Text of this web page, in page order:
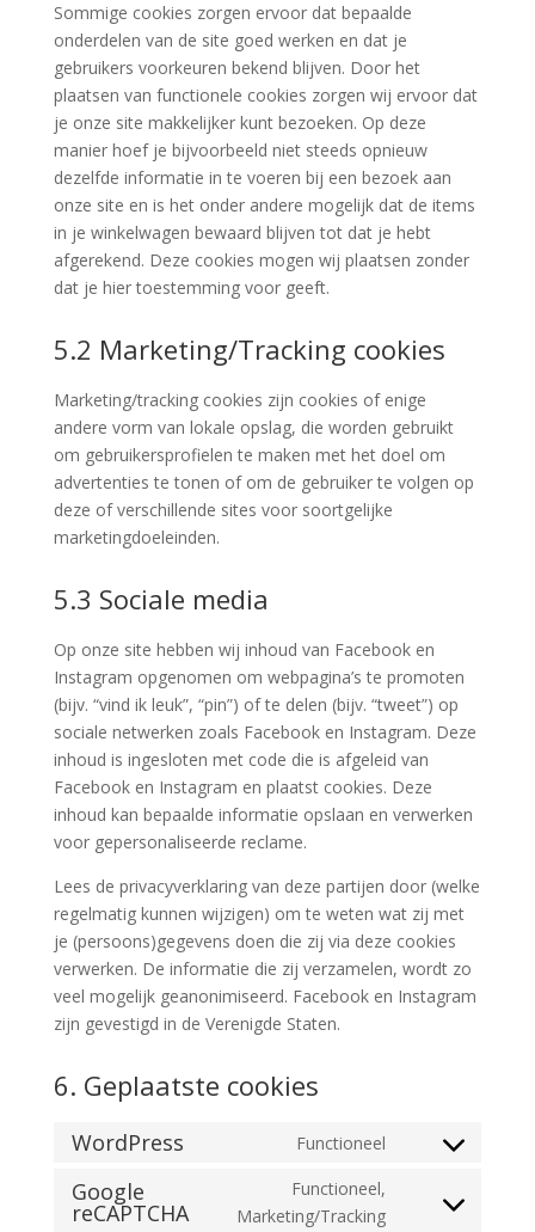
Sommige cookies zorgen ervoor dat bepaalde
onderdelen van de site goed werken en dat je
gebruikers voorkeuren bekend blijven. Door het
plaatsen van functionele cookies zorgen wij ervoor dat
je onze site makkelijker kunt bezoeken. Op deze
manier hoef je bijvoorbeeld niet steeds opnieuw
dezelfde informatie in te voeren bij een bezoek aan
onze site en is het onder andere mogelijk dat de items
in je winkelwagen bewaard blijven tot dat je hebt
afgerekend. Deze cookies mogen wij plaatsen zonder
dat je hier toestemming voor geeft.
5.2 Marketing/Tracking cookies
Marketing/tracking cookies zijn cookies of enige
andere vorm van lokale opslag, die worden gebruikt
om gebruikersprofielen te maken met het doel om
advertenties te tonen of om de gebruiker te volgen op
deze of verschillende sites voor soortgelijke
marketingdoeleinden.
5.3 Sociale media
Op onze site hebben wij inhoud van Facebook en
Instagram opgenomen om webpagina’s te promoten
(bijv. “vind ik leuk”, “pin”) of te delen (bijv. “tweet”) op
sociale netwerken zoals Facebook en Instagram. Deze
inhoud is ingesloten met code die is afgeleid van
Facebook en Instagram en plaatst cookies. Deze
inhoud kan bepaalde informatie opslaan en verwerken
voor gepersonaliseerde reclame.
Lees de privacyverklaring van deze partijen door (welke
regelmatig kunnen wijzigen) om te weten wat zij met
je (persoons)gegevens doen die zij via deze cookies
verwerken. De informatie die zij verzamelen, wordt zo
veel mogelijk geanonimiseerd. Facebook en Instagram
zijn gevestigd in de Verenigde Staten.
6. Geplaatste cookies
WordPress Functioneel
Consent
service
Google
reCAPTCHA
Functioneel,
Marketing/Tracking
Consent